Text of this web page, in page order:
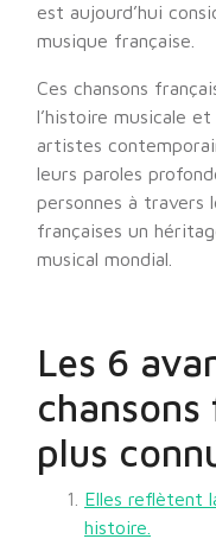
est aujourd’hui
musique française.
Ces chansons
l’histoire musicale
artistes
leurs paroles
personnes à travers
françaises un
musical mondial.
Les 6
chansons
plus
Elles reflètent
histoire.